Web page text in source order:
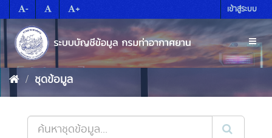
to
content
- + เข้าสู่ระบบ
ชุดข้อมูล